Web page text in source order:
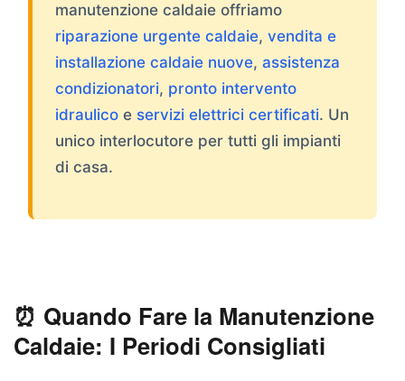
manutenzione caldaie offriamo
riparazione urgente caldaie, vendita e
installazione caldaie nuove, assistenza
condizionatori, pronto intervento
idraulico e servizi elettrici certificati. Un
unico interlocutore per tutti gli impianti
di casa.
⏰ Quando Fare la Manutenzione
Caldaie: I Periodi Consigliati